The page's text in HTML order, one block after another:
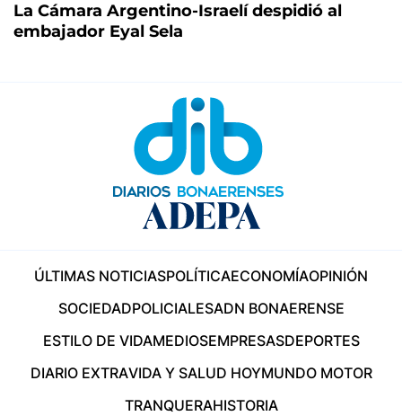
La Cámara Argentino-Israelí despidió al
embajador Eyal Sela
ÚLTIMAS NOTICIASPOLÍTICAECONOMÍAOPINIÓN
SOCIEDADPOLICIALESADN BONAERENSE
ESTILO DE VIDAMEDIOSEMPRESASDEPORTES
DIARIO EXTRAVIDA Y SALUD HOYMUNDO MOTOR
TRANQUERAHISTORIA